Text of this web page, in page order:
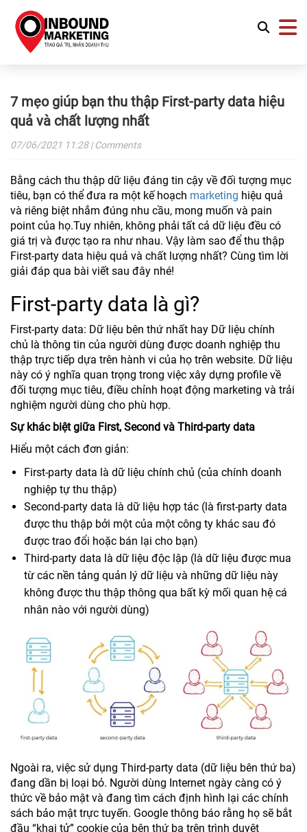
7 mẹo giúp bạn thu thập First-party data hiệu
quả và chất lượng nhất
07/06/2021 11:28| Comments
Bằng cách thu thập dữ liệu đáng tin cậy về đối tượng mục
tiêu, bạn có thể đưa ra một kế hoạch marketing hiệu quả
và riêng biệt nhắm đúng nhu cầu, mong muốn và pain
point của họ.Tuy nhiên, không phải tất cả dữ liệu đều có
giá trị và được tạo ra như nhau. Vậy làm sao để thu thập
First-party data hiệu quả và chất lượng nhất? Cùng tìm lời
giải đáp qua bài viết sau đây nhé!
First-party data là gì?
First-party data: Dữ liệu bên thứ nhất hay Dữ liệu chính
chủ là thông tin của người dùng được doanh nghiệp thu
thập trực tiếp dựa trên hành vi của họ trên website. Dữ liệu
này có ý nghĩa quan trọng trong việc xây dựng profile về
đối tượng mục tiêu, điều chỉnh hoạt động marketing và trải
nghiệm người dùng cho phù hợp.
Sự khác biệt giữa First, Second và Third-party data
Hiểu một cách đơn giản:
First-party data là dữ liệu chính chủ (của chính doanh
nghiệp tự thu thập)
Second-party data là dữ liệu hợp tác (là first-party data
được thu thập bởi một của một công ty khác sau đó
được trao đổi hoặc bán lại cho bạn)
Third-party data là dữ liệu độc lập (là dữ liệu được mua
từ các nền tảng quản lý dữ liệu và những dữ liệu này
không được thu thập thông qua bất kỳ mối quan hệ cá
nhân nào với người dùng)
Ngoài ra, việc sử dụng Third-party data (dữ liệu bên thứ ba)
đang dần bị loại bỏ. Người dùng Internet ngày càng có ý
thức về bảo mật và đang tìm cách định hình lại các chính
sách bảo mật trực tuyến. Google thông báo rằng họ sẽ bắt
đầu “khai tử” cookie của bên thứ ba trên trình duyệt